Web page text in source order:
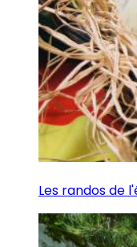
Les randos de